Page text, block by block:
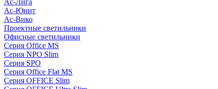
Ас-Лига
Ас-Юнит
Ас-Вико
Проектные светильники
Офисные светильники
Серия Office MS
Серия NPO Slim
Серия SPO
Серия Office Flat MS
Серия OFFICE Slim